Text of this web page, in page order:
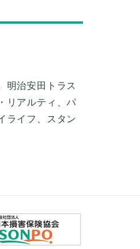
明治安田トラス
リアルティ、パ
ライフ、スタン